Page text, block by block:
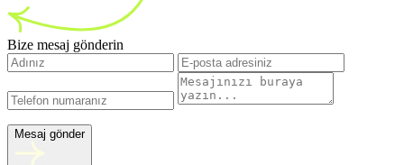
Bize mesaj gönderin
Mesaj gönder